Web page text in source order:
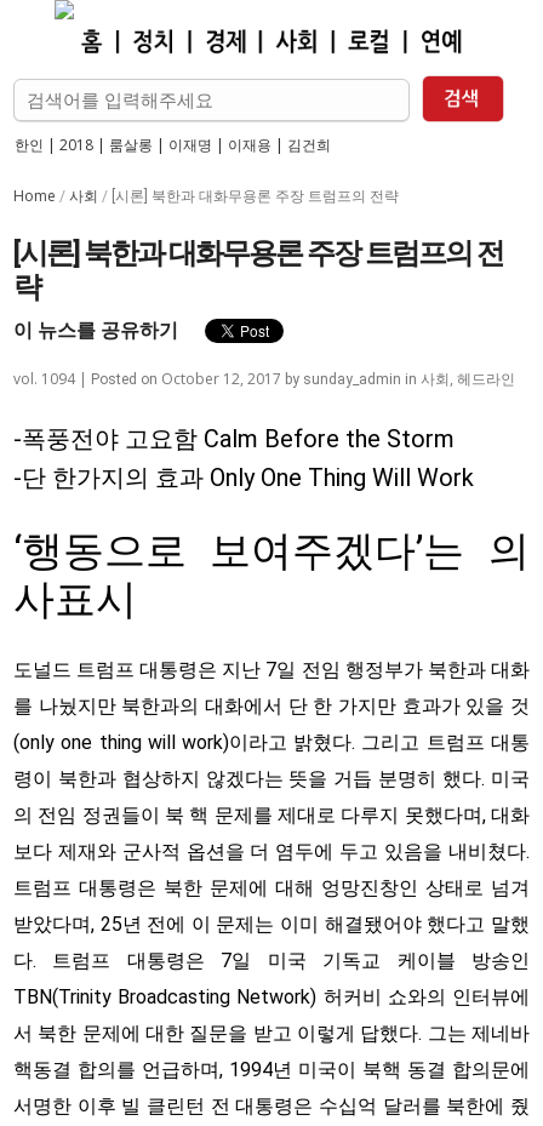
한인 | 2018| 룸살롱 | 이재명 | 이재용 | 김건희
Home /사회 / [시론] 북한과 대화무용론 주장 트럼프의 전략
[시론] 북한과 대화무용론 주장 트럼프의 전
략
이 뉴스를 공유하기
vol. 1094 | Posted on October 12, 2017 by sunday_admin in 사회,헤드라인
-폭풍전야 고요함 Calm Before the Storm
-단 한가지의 효과 Only One Thing Will Work
‘행동으로 보여주겠다’는 의
사표시
도널드 트럼프 대통령은 지난 7일 전임 행정부가 북한과 대화
를 나눴지만 북한과의 대화에서 단 한 가지만 효과가 있을 것
(only one thing will work)이라고 밝혔다. 그리고 트럼프 대통
령이 북한과 협상하지 않겠다는 뜻을 거듭 분명히 했다. 미국
의 전임 정권들이 북 핵 문제를 제대로 다루지 못했다며, 대화
보다 제재와 군사적 옵션을 더 염두에 두고 있음을 내비쳤다.
트럼프 대통령은 북한 문제에 대해 엉망진창인 상태로 넘겨
받았다며, 25년 전에 이 문제는 이미 해결됐어야 했다고 말했
다. 트럼프 대통령은 7일 미국 기독교 케이블 방송인
TBN(Trinity Broadcasting Network) 허커비 쇼와의 인터뷰에
서 북한 문제에 대한 질문을 받고 이렇게 답했다. 그는 제네바
핵동결 합의를 언급하며, 1994년 미국이 북핵 동결 합의문에
서명한 이후 빌 클린턴 전 대통령은 수십억 달러를 북한에 줬